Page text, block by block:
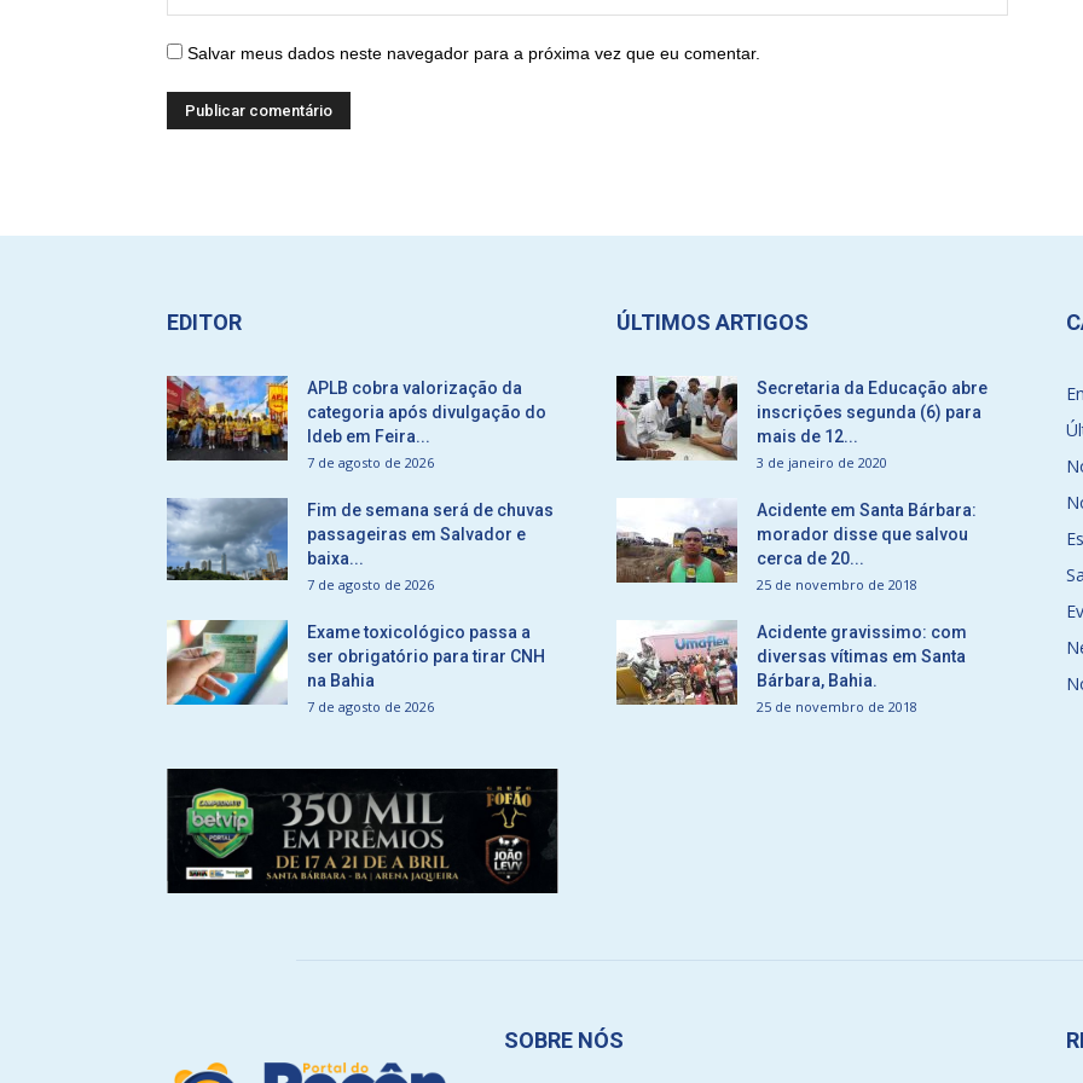
Salvar meus dados neste navegador para a próxima vez que eu comentar.
EDITOR
APLB cobra valorização da
categoria após divulgação do
Ideb em Feira...
7 de agosto de 2026
Fim de semana será de chuvas
passageiras em Salvador e
baixa...
7 de agosto de 2026
Exame toxicológico passa a
ser obrigatório para tirar CNH
na Bahia
7 de agosto de 2026
ÚLTIMOS ARTIGOS
Secretaria da Educação abre
inscrições segunda (6) para
mais de 12...
3 de janeiro de 2020
Acidente em Santa Bárbara:
morador disse que salvou
cerca de 20...
25 de novembro de 2018
Acidente gravissimo: com
diversas vítimas em Santa
Bárbara, Bahia.
25 de novembro de 2018
SOBRE NÓS